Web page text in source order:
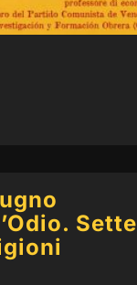
Sette